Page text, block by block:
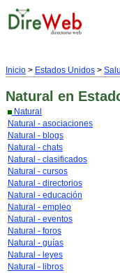
Inicio > Estados Unidos >
Natural en
Natural
Natural - asociaciones
Natural - blogs
Natural - chats
Natural - clasificados
Natural - cursos
Natural - directorios
Natural - educación
Natural - empleo
Natural - eventos
Natural - foros
Natural - guías
Natural - leyes
Natural - libros